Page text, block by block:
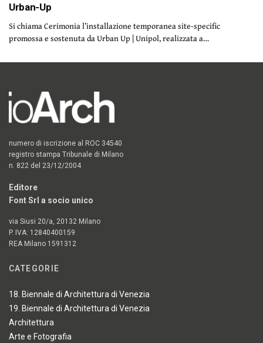
Urban-Up
Si chiama Cerimonia l’installazione temporanea site-specific
promossa e sostenuta da Urban Up | Unipol, realizzata a…
numero di iscrizione al ROC 34540
registro stampa Tribunale di Milano
n. 822 del 23/12/2004
Editore
Font Srl a socio unico
via Siusi 20/a, 20132 Milano
P. IVA: 12840400159
REA Milano 1591312
CATEGORIE
18. Biennale di Architettura di Venezia
19. Biennale di Architettura di Venezia
Architettura
Arte e Fotografia